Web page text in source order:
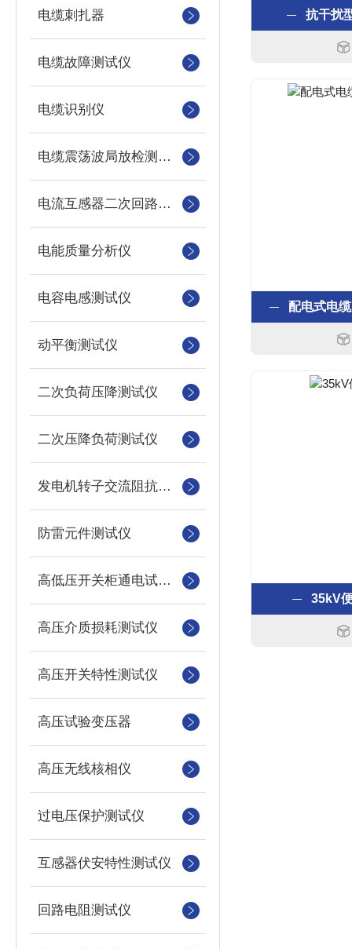
电缆刺扎器
电缆故障测试仪
电缆识别仪
电缆震荡波局放检测装置
电流互感器二次回路测试仪
电能质量分析仪
电容电感测试仪
动平衡测试仪
二次负荷压降测试仪
二次压降负荷测试仪
发电机转子交流阻抗测试仪
防雷元件测试仪
高低压开关柜通电试验台
高压介质损耗测试仪
高压开关特性测试仪
高压试验变压器
高压无线核相仪
过电压保护测试仪
互感器伏安特性测试仪
回路电阻测试仪
抗干扰
配电式电
35kV